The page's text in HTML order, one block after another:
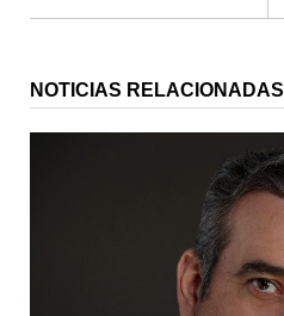
NOTICIAS RELACIONADAS